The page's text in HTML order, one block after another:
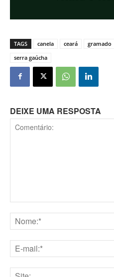
TAGS canela ceará gramado
serra gaúcha
DEIXE UMA RESPOSTA
mail:*